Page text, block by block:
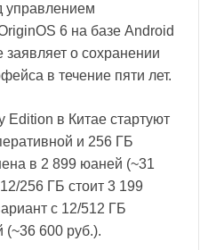
управлением
6 на базе Android
заявляет о сохранении
в течение пяти лет.
в Китае стартуют
и 256 ГБ
в 2 899 юаней (~31
256 ГБ стоит 3 199
с 12/512 ГБ
(~36 600 руб.).